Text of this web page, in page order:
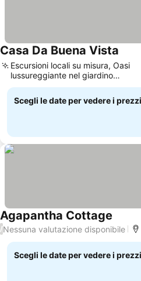
Casa Da Buena Vista
Escursioni locali su misura, Oasi
lussureggiante nel giardino
tropicale
Scegli le date per vedere i
Agapantha Cottage
/Nessuna valutazione disponibile
Scegli le date per vedere i